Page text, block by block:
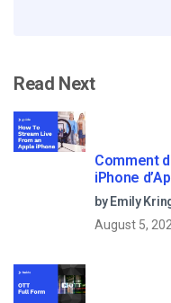
Read Next
Comment
iPhone
by Emily
August 5,